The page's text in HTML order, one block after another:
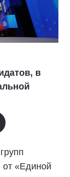
в
от «Единой